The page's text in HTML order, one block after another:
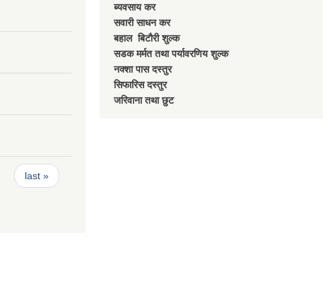
last »
ब्यवसाय कर
सवारी साधन कर
बहाल बिटाैरी शुल्क
सडक मर्मत तथा पर्यावरणिय शुल्क
नक्शा पास दस्तुर
सिफारिस दस्तुर
जरिवाना तथा छुट